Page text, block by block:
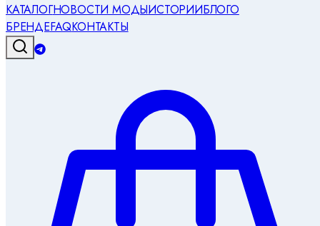
КАТАЛОГНОВОСТИ МОДЫИСТОРИИБЛОГО
БРЕНДЕFAQКОНТАКТЫ